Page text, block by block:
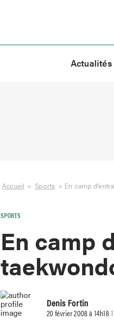
Actualités
Accueil » Sports » En camp
SPORTS
En camp
Denis Fortin
20 février 2008 à 14h18